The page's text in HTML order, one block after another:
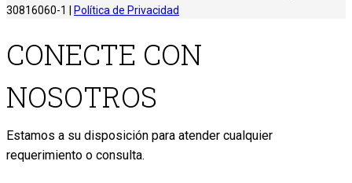
30816060-1 |
Política de Privacidad
CONECTE CON
NOSOTROS
Estamos a su disposición para atender cualquier
requerimiento o consulta.